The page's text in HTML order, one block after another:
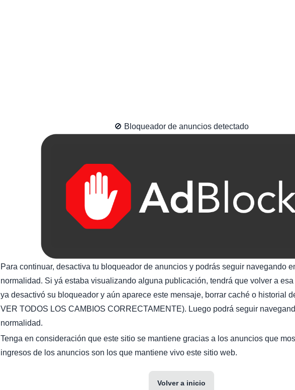
🚫 Bloqueador de anuncios detectado
Para continuar, desactiva tu bloqueador de anuncios y podrás seguir navegando
normalidad. Si yá estaba visualizando alguna publicación, tendrá que volver a
ya desactivó su bloqueador y aún aparece este mensaje, borrar caché o historial
VER TODOS LOS CAMBIOS CORRECTAMENTE). Luego podrá seguir
normalidad.
Tenga en consideración que este sitio se mantiene gracias a los anuncios que
ingresos de los anuncios son los que mantiene vivo este sitio web.
Volver a inicio